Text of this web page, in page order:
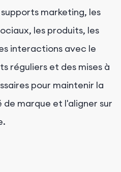
marketing, les
les produits, les
interactions avec le
réguliers et des mises à
pour maintenir la
marque et l'aligner sur